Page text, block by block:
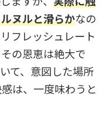
ヌルと滑らかなの
フレッシュレート
の恩恵は絶大で
て、意図した場所
は、一度味わうと